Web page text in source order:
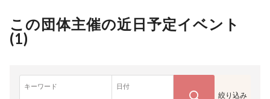
この団体主催の近日予定イベント
(1)
キーワード 日付
絞り込み